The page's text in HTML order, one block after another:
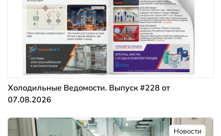
Холодильные Ведомости. Выпуск #228 от
07.08.2026
Новости